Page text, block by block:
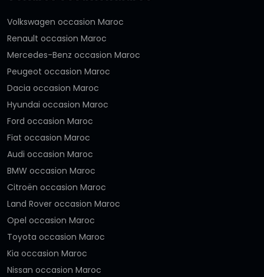
Volkswagen occasion Maroc
Renault occasion Maroc
Mercedes-Benz occasion Maroc
Peugeot occasion Maroc
Dacia occasion Maroc
Hyundai occasion Maroc
Ford occasion Maroc
Fiat occasion Maroc
Audi occasion Maroc
BMW occasion Maroc
Citroën occasion Maroc
Land Rover occasion Maroc
Opel occasion Maroc
Toyota occasion Maroc
Kia occasion Maroc
Nissan occasion Maroc